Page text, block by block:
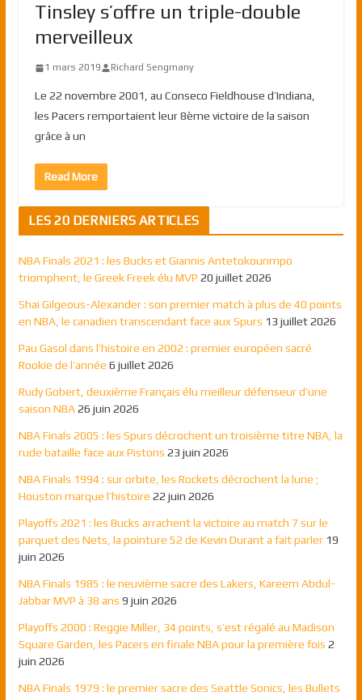
Tinsley s’offre un triple-double
merveilleux
1 mars 2019 Richard Sengmany
Le 22 novembre 2001, au Conseco Fieldhouse d’Indiana,
les Pacers remportaient leur 8ème victoire de la saison
grâce à un
Read More
LES 20 DERNIERS ARTICLES
NBA Finals 2021 : les Bucks et Giannis Antetokounmpo
triomphent, le Greek Freek élu MVP 20 juillet 2026
Shai Gilgeous-Alexander : son premier match à plus de 40 points
en NBA, le canadien transcendant face aux Spurs 13 juillet 2026
Pau Gasol dans l’histoire en 2002 : premier européen sacré
Rookie de l’année 6 juillet 2026
Rudy Gobert, deuxième Français élu meilleur défenseur d’une
saison NBA 26 juin 2026
NBA Finals 2005 : les Spurs décrochent un troisième titre NBA, la
rude bataille face aux Pistons 23 juin 2026
NBA Finals 1994 : sur orbite, les Rockets décrochent la lune ;
Houston marque l’histoire 22 juin 2026
Playoffs 2021 : les Bucks arrachent la victoire au match 7 sur le
parquet des Nets, la pointure 52 de Kevin Durant a fait parler 19
juin 2026
NBA Finals 1985 : le neuvième sacre des Lakers, Kareem Abdul-
Jabbar MVP à 38 ans 9 juin 2026
Playoffs 2000 : Reggie Miller, 34 points, s’est régalé au Madison
Square Garden, les Pacers en finale NBA pour la première fois 2
juin 2026
NBA Finals 1979 : le premier sacre des Seattle Sonics, les Bullets